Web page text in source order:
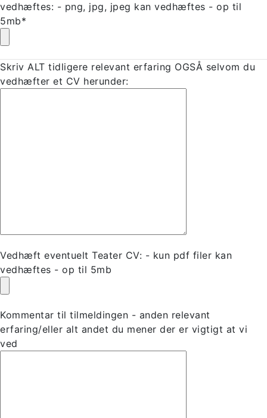
vedhæftes: - png, jpg, jpeg kan vedhæftes - op til
5mb*
Skriv ALT tidligere relevant erfaring OGSÅ selvom du
vedhæfter et CV herunder:
Vedhæft eventuelt Teater CV: - kun pdf filer kan
vedhæftes - op til 5mb
Kommentar til tilmeldingen - anden relevant
erfaring/eller alt andet du mener der er vigtigt at vi
ved